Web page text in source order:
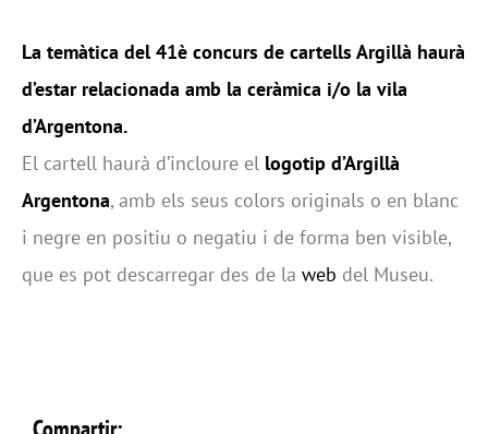
La temàtica del 41è concurs de cartells Argillà haurà
d’estar relacionada amb la ceràmica i/o la vila
d’Argentona.
El cartell haurà d’incloure el logotip d’Argillà
Argentona, amb els seus colors originals o en blanc
i negre en positiu o negatiu i de forma ben visible,
que es pot descarregar des de la web del Museu.